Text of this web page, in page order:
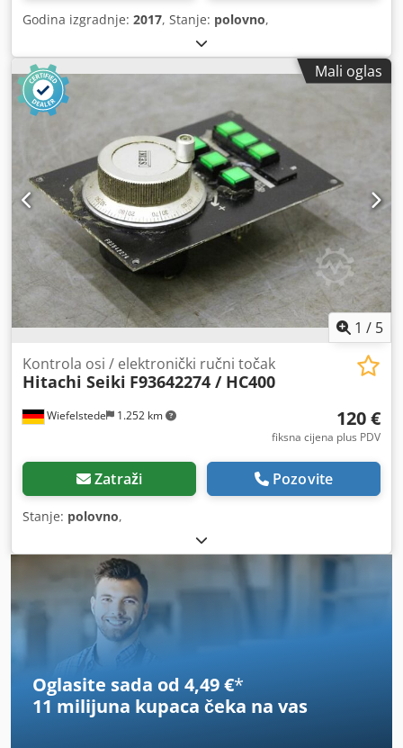
Godina izgradnje: 2017, Stanje: polovno,
Mali oglas
1 / 5
Wiefelstede 1.252 km
Kontrola osi / elektronički ručni točak
Hitachi Seiki F93642274 / HC400
120 €
fiksna cijena plus PDV
Zatraži Pozovite
Stanje: polovno,
Oglasite sada od 4,49 €*
11 milijuna kupaca čeka na vas